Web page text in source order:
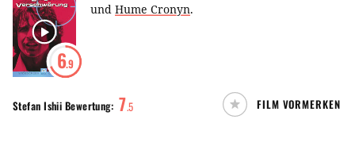
6.9
und Hume Cronyn.
Stefan Ishii Bewertung: 7.5 FILM VORMERKEN